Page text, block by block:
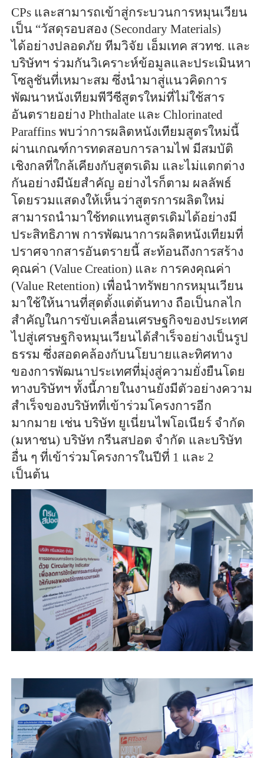
CPs และสามารถเข้าสู่กระบวนการหมุนเวียน
เป็น “วัสดุรอบสอง (Secondary Materials)
ได้อย่างปลอดภัย ทีมวิจัย เอ็มเทค สวทช. และ
บริษัทฯ ร่วมกันวิเคราะห์ข้อมูลและประเมินหา
โซลูชันที่เหมาะสม ซึ่งนำมาสู่แนวคิดการ
พัฒนาหนังเทียมพีวีซีสูตรใหม่ที่ไม่ใช้สาร
อันตรายอย่าง Phthalate และ Chlorinated
Paraffins พบว่าการผลิตหนังเทียมสูตรใหม่นี้
ผ่านเกณฑ์การทดสอบการลามไฟ มีสมบัติ
เชิงกลที่ใกล้เคียงกับสูตรเดิม และไม่แตกต่าง
กันอย่างมีนัยสำคัญ อย่างไรก็ตาม ผลลัพธ์
โดยรวมแสดงให้เห็นว่าสูตรการผลิตใหม่
สามารถนำมาใช้ทดแทนสูตรเดิมได้อย่างมี
ประสิทธิภาพ การพัฒนาการผลิตหนังเทียมที่
ปราศจากสารอันตรายนี้ สะท้อนถึงการสร้าง
คุณค่า (Value Creation) และ การคงคุณค่า
(Value Retention) เพื่อนำทรัพยากรหมุนเวียน
มาใช้ให้นานที่สุดตั้งแต่ต้นทาง ถือเป็นกลไก
สำคัญในการขับเคลื่อนเศรษฐกิจของประเทศ
ไปสู่เศรษฐกิจหมุนเวียนได้สำเร็จอย่างเป็นรูป
ธรรม ซึ่งสอดคล้องกับนโยบายและทิศทาง
ของการพัฒนาประเทศที่มุ่งสู่ความยั่งยืนโดย
ทางบริษัทฯ ทั้งนี้ภายในงานยังมีตัวอย่างความ
สำเร็จของบริษัทที่เข้าร่วมโครงการอีก
มากมาย เช่น บริษัท ยูเนี่ยนไพโอเนียร์ จำกัด
(มหาชน) บริษัท กรีนสปอต จำกัด และบริษัท
อื่น ๆ ที่เข้าร่วมโครงการในปีที่ 1 และ 2
เป็นต้น